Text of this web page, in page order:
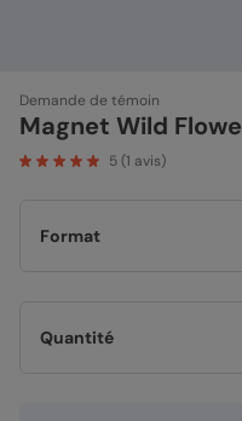
Demande de témoin
Magnet Wild
5(1 avis)
Format
Quantité